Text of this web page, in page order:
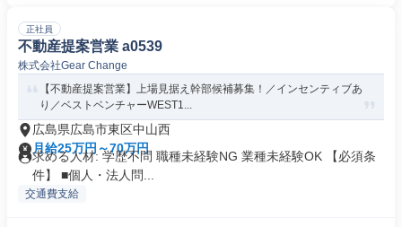
正社員
不動産提案営業 a0539
株式会社Gear Change
【不動産提案営業】上場見据え幹部候補募集！／インセンティブあ
り／ベストベンチャーWEST1...
広島県広島市東区中山西
月給25万円～70万円
求める人材: 学歴不問 職種未経験NG 業種未経験OK 【必須条
件】 ■個人・法人問...
交通費支給